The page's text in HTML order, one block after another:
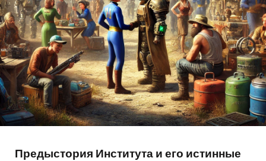
Предыстория Института и его истинные